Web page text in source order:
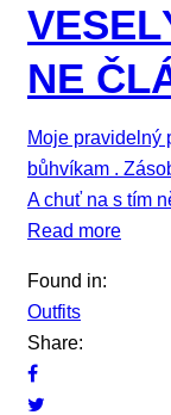
NE
Moje pravidelný
bůhvíkam .
A chuť na s tím
Read more
Found in:
Outfits
Share: